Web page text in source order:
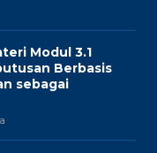
Modul 3.1
Berbasis
sebagai